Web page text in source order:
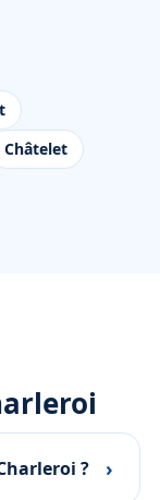
Châtelet
? ›